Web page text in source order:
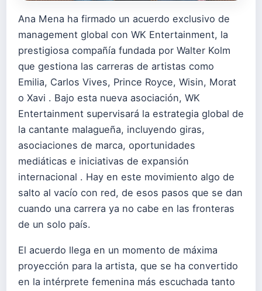
Ana Mena ha firmado un acuerdo exclusivo de
management global con WK Entertainment, la
prestigiosa compañía fundada por Walter Kolm
que gestiona las carreras de artistas como
Emilia, Carlos Vives, Prince Royce, Wisin, Morat
o Xavi . Bajo esta nueva asociación, WK
Entertainment supervisará la estrategia global de
la cantante malagueña, incluyendo giras,
asociaciones de marca, oportunidades
mediáticas e iniciativas de expansión
internacional . Hay en este movimiento algo de
salto al vacío con red, de esos pasos que se dan
cuando una carrera ya no cabe en las fronteras
de un solo país.
El acuerdo llega en un momento de máxima
proyección para la artista, que se ha convertido
en la intérprete femenina más escuchada tanto